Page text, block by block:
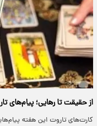
از حقیقت تا رهایی؛ پیام‌های
کارت‌های تاروت این هفته